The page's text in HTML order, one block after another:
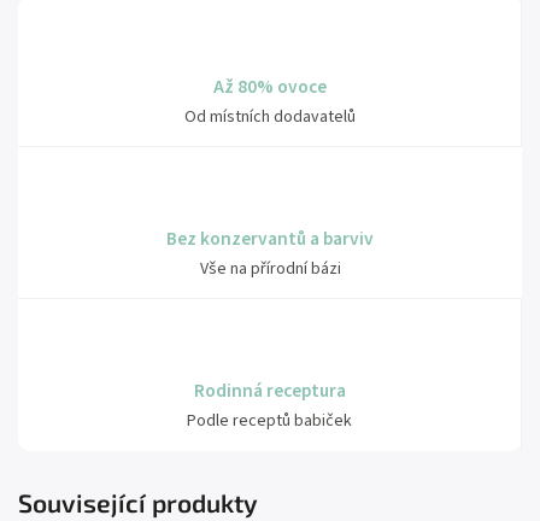
Až 80% ovoce
Od místních dodavatelů
Bez konzervantů a barviv
Vše na přírodní bázi
Rodinná receptura
Podle receptů babiček
Související produkty